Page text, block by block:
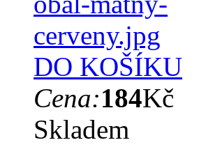
DO KOŠÍKU
Cena:184Kč
Skladem